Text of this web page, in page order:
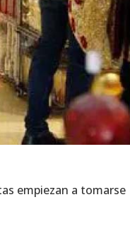
empiezan a tomarse